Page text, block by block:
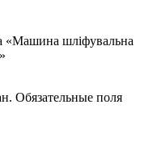
«Машина шліфувальна
Обязательные поля